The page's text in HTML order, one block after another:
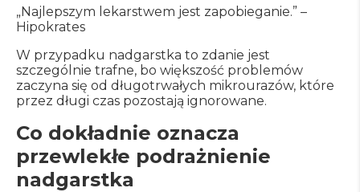
„Najlepszym lekarstwem jest zapobieganie.” –
Hipokrates
W przypadku nadgarstka to zdanie jest
szczególnie trafne, bo większość problemów
zaczyna się od długotrwałych mikrourazów, które
przez długi czas pozostają ignorowane.
Co dokładnie oznacza
przewlekłe podrażnienie
nadgarstka